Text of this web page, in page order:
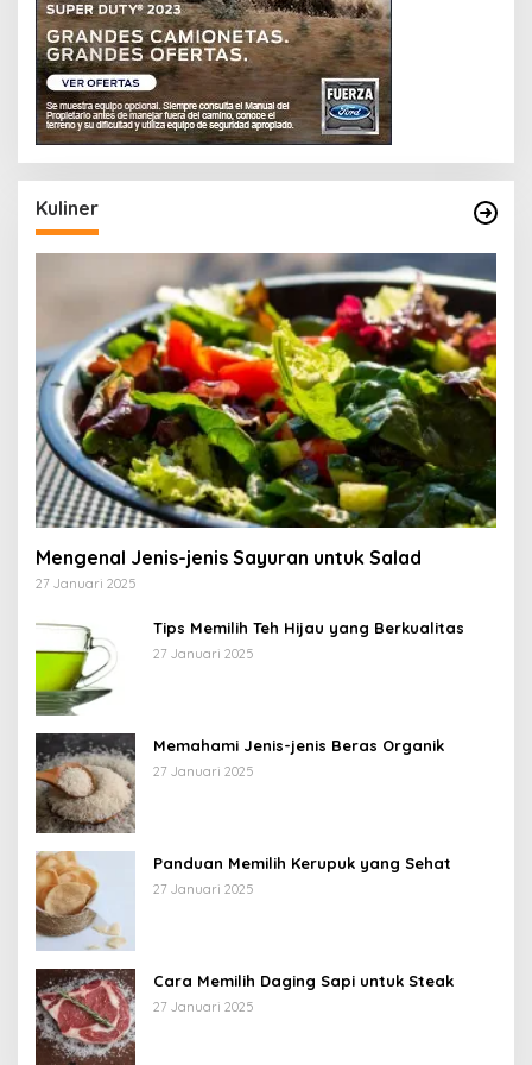
Kuliner
Mengenal Jenis-jenis Sayuran untuk Salad
27 Januari 2025
Tips Memilih Teh Hijau yang Berkualitas
27 Januari 2025
Memahami Jenis-jenis Beras Organik
27 Januari 2025
Panduan Memilih Kerupuk yang Sehat
27 Januari 2025
Cara Memilih Daging Sapi untuk Steak
27 Januari 2025